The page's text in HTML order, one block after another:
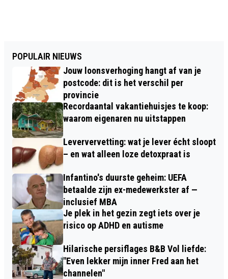
POPULAIR NIEUWS
Jouw loonsverhoging hangt af van je
postcode: dit is het verschil per
provincie
Recordaantal vakantiehuisjes te koop:
waarom eigenaren nu uitstappen
Leververvetting: wat je lever écht sloopt
– en wat alleen loze detoxpraat is
Infantino's duurste geheim: UEFA
betaalde zijn ex-medewerkster af —
inclusief MBA
Je plek in het gezin zegt iets over je
risico op ADHD en autisme
Hilarische persiflages B&B Vol liefde:
"Even lekker mijn inner Fred aan het
channelen"